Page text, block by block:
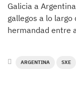
Galicia a
gallegos a lo
hermandad entre
ARGENTINA SXE